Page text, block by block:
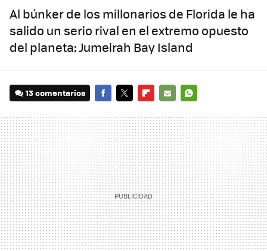
Al búnker de los millonarios de Florida le ha
salido un serio rival en el extremo opuesto
del planeta: Jumeirah Bay Island
13 comentarios
MAIL